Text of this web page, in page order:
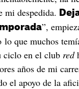
mi despedida.
”,
lo que muchos
ciclo en el club red
años de mi
el apoyo de la